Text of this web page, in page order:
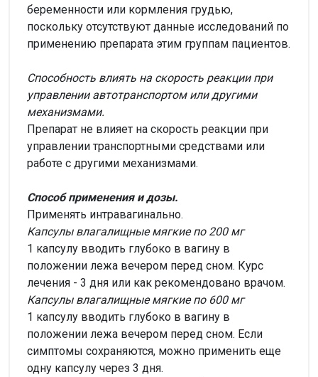
беременности или кормления грудью,
поскольку отсутствуют данные исследований по
применению препарата этим группам пациентов.
Способность влиять на скорость реакции при
управлении автотранспортом или другими
механизмами.
Препарат не влияет на скорость реакции при
управлении транспортными средствами или
работе с другими механизмами.
Способ применения и дозы.
Применять интравагинально.
Капсулы влагалищные мягкие по 200 мг
1 капсулу вводить глубоко в вагину в
положении лежа вечером перед сном. Курс
лечения - 3 дня или как рекомендовано врачом.
Капсулы влагалищные мягкие по 600 мг
1 капсулу вводить глубоко в вагину в
положении лежа вечером перед сном. Если
симптомы сохраняются, можно применить еще
одну капсулу через 3 дня.